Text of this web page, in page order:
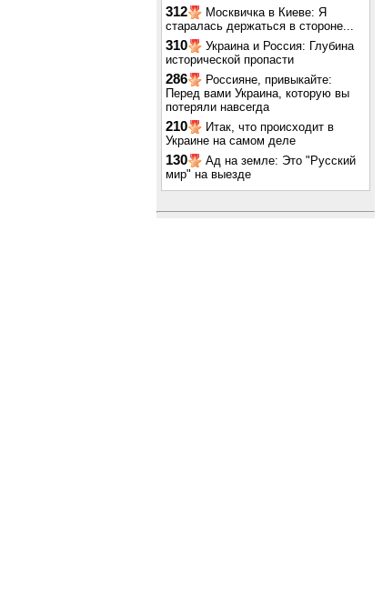
312
Москвичка в Киеве: Я
старалась держаться в стороне...
310
Украина и Россия: Глубина
исторической пропасти
286
Россияне, привыкайте:
Перед вами Украина, которую вы
потеряли навсегда
210
Итак, что происходит в
Украине на самом деле
130
Ад на земле: Это "Русский
мир" на выезде